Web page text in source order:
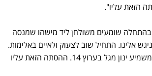
שומעים משולחן ליד מישהו שמנסה
אלינו. התחיל שוב לצעוק ולאיים באלימות.
14. ההסתה הזאת עליו